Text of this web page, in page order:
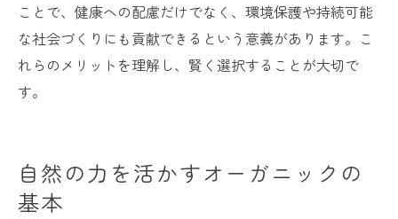
ことで、健康への配慮だけでなく、環境保護や持続可能
な社会づくりにも貢献できるという意義があります。こ
れらのメリットを理解し、賢く選択することが大切で
す。
自然の力を活かすオーガニックの
基本